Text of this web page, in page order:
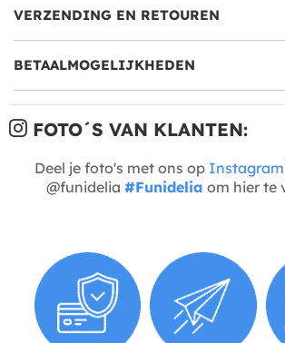
VERZENDING EN RETOUREN
BETAALMOGELIJKHEDEN
FOTO´S VAN KLANTEN:
Deel je foto's met ons op Instagram
@funidelia #Funidelia om hier te